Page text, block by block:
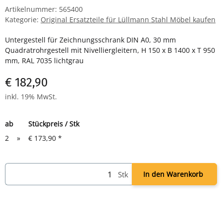
Artikelnummer: 565400
Kategorie: Original Ersatzteile für Lüllmann Stahl Möbel kaufen
Untergestell für Zeichnungsschrank DIN A0, 30 mm
Quadratrohrgestell mit Nivelliergleitern, H 150 x B 1400 x T 950
mm, RAL 7035 lichtgrau
€ 182,90
inkl. 19% MwSt.
ab
Stückpreis / Stk
2
» € 173,90 *
Stk In den Warenkorb